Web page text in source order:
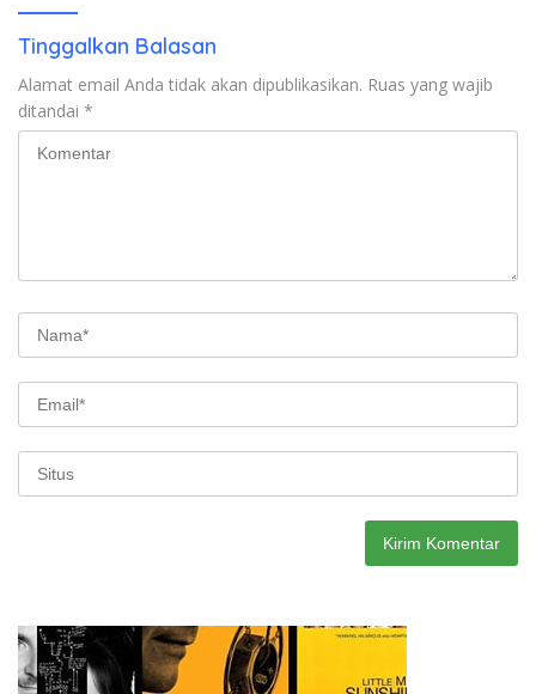
Tinggalkan Balasan
Alamat email Anda tidak akan dipublikasikan. Ruas yang wajib
ditandai *